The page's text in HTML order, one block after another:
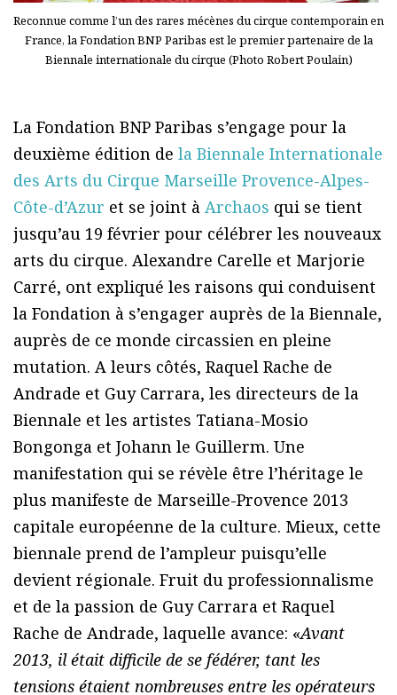
Reconnue comme l’un des rares mécènes du cirque contemporain en
France, la Fondation BNP Paribas est le premier partenaire de la
Biennale internationale du cirque (Photo Robert Poulain)
La Fondation BNP Paribas s’engage pour la
deuxième édition de la Biennale Internationale
des Arts du Cirque Marseille Provence-Alpes-
Côte-d’Azur et se joint à Archaos qui se tient
jusqu’au 19 février pour célébrer les nouveaux
arts du cirque. Alexandre Carelle et Marjorie
Carré, ont expliqué les raisons qui conduisent
la Fondation à s’engager auprès de la Biennale,
auprès de ce monde circassien en pleine
mutation. A leurs côtés, Raquel Rache de
Andrade et Guy Carrara, les directeurs de la
Biennale et les artistes Tatiana-Mosio
Bongonga et Johann le Guillerm. Une
manifestation qui se révèle être l’héritage le
plus manifeste de Marseille-Provence 2013
capitale européenne de la culture. Mieux, cette
biennale prend de l’ampleur puisqu’elle
devient régionale. Fruit du professionnalisme
et de la passion de Guy Carrara et Raquel
Rache de Andrade, laquelle avance: «Avant
2013, il était difficile de se fédérer, tant les
tensions étaient nombreuses entre les opérateurs